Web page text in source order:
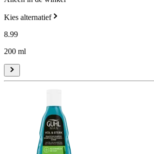
Kies alternatief
8.99
200 ml